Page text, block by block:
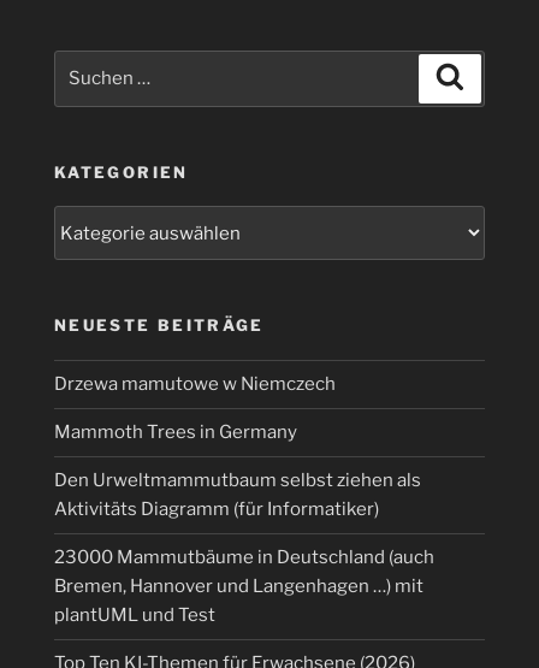
KATEGORIEN
NEUESTE BEITRÄGE
Drzewa mamutowe w Niemczech
Mammoth Trees in Germany
Den Urweltmammutbaum selbst ziehen als
Aktivitäts Diagramm (für Informatiker)
23000 Mammutbäume in Deutschland (auch
Bremen, Hannover und Langenhagen …) mit
plantUML und Test
Top Ten KI-Themen für Erwachsene (2026)